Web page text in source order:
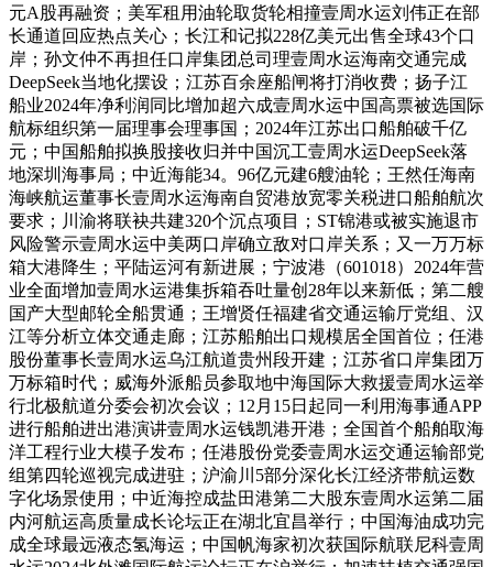
元A股再融资；美军租用油轮取货轮相撞壹周水运刘伟正在部
长通道回应热点关心；长江和记拟228亿美元出售全球43个口
岸；孙文仲不再担任口岸集团总司理壹周水运海南交通完成
DeepSeek当地化摆设；江苏百余座船闸将打消收费；扬子江
船业2024年净利润同比增加超六成壹周水运中国高票被选国际
航标组织第一届理事会理事国；2024年江苏出口船舶破千亿
元；中国船舶拟换股接收归并中国沉工壹周水运DeepSeek落
地深圳海事局；中近海能34。96亿元建6艘油轮；王然任海南
海峡航运董事长壹周水运海南自贸港放宽零关税进口船舶航次
要求；川渝将联袂共建320个沉点项目；ST锦港或被实施退市
风险警示壹周水运中美两口岸确立敌对口岸关系；又一万万标
箱大港降生；平陆运河有新进展；宁波港（601018）2024年营
业全面增加壹周水运港集拆箱吞吐量创28年以来新低；第二艘
国产大型邮轮全船贯通；王增贤任福建省交通运输厅党组、汉
江等分析立体交通走廊；江苏船舶出口规模居全国首位；任港
股份董事长壹周水运乌江航道贵州段开建；江苏省口岸集团万
万标箱时代；威海外派船员参取地中海国际大救援壹周水运举
行北极航道分委会初次会议；12月15日起同一利用海事通APP
进行船舶进出港演讲壹周水运钱凯港开港；全国首个船舶取海
洋工程行业大模子发布；任港股份党委壹周水运交通运输部党
组第四轮巡视完成进驻；沪渝川5部分深化长江经济带航运数
字化场景使用；中近海控成盐田港第二大股东壹周水运第二届
内河航运高质量成长论坛正在湖北宜昌举行；中国海油成功完
成全球最远液态氢海运；中国帆海家初次获国际航联尼科壹周